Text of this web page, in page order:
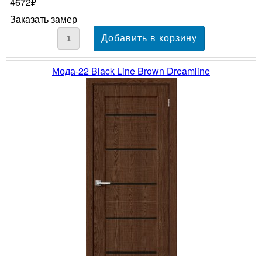
Заказать замер
Мода-22 Black Line Brown Dreamline